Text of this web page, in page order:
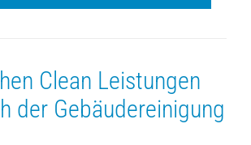
Clean Leistungen
der Gebäudereinigung